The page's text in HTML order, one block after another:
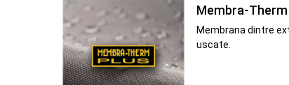
Membra-Therm
Membrana dintre
uscate.